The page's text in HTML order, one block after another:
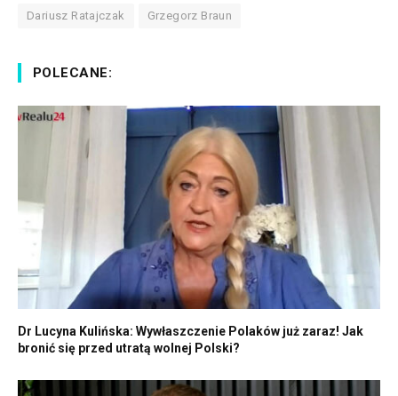
Dariusz Ratajczak Grzegorz Braun
POLECANE:
Dr Lucyna Kulińska: Wywłaszczenie Polaków już zaraz! Jak
bronić się przed utratą wolnej Polski?